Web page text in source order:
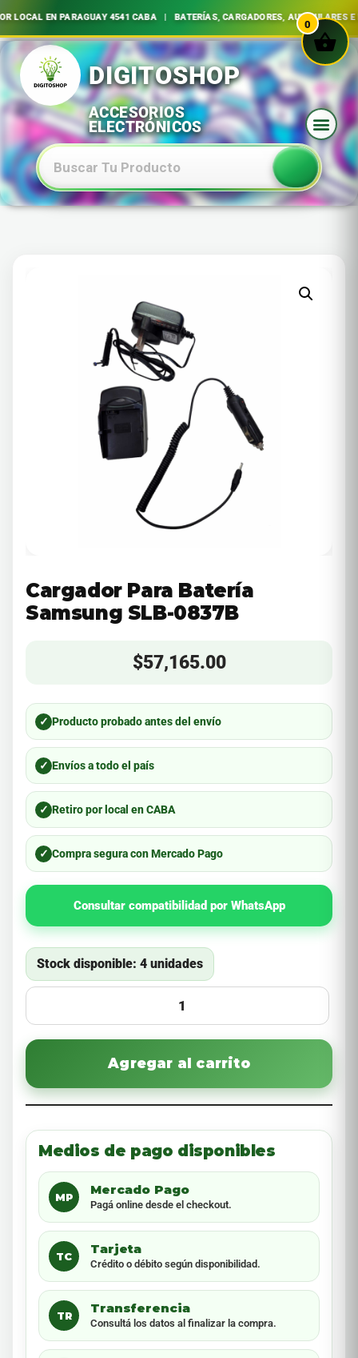
EN PARAGUAY 4541 CABA | BATERÍAS, CARGADORES, AURICULARES E
Ir
al
contenido
Cargador Para Batería
Samsung SLB-0837B
$57,165.00
✓ Producto probado antes del envío
✓ Envíos a todo el país
✓ Retiro por local en CABA
✓ Compra segura con Mercado Pago
Consultar compatibilidad por WhatsApp
Stock disponible: 4 unidades
Agregar al carrito
Medios de pago disponibles
MP
Mercado Pago
Pagá online desde el checkout.
TC
Tarjeta
Crédito o débito según disponibilidad.
TR
Transferencia
Consultá los datos al finalizar la compra.
0